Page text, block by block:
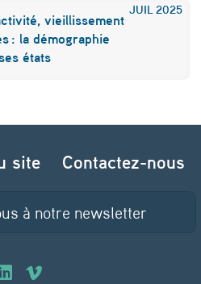
JUIL 2025
vieillissement
: la démographie
états
site Contactez-nous
à notre newsletter